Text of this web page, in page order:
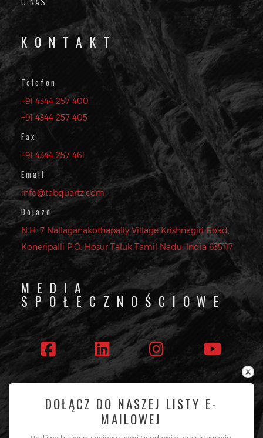
KONTAKT
Telefon
+91 4344 257 400
+91 4344 257 405
Fax
+91 4344 257 461
Email
info@tabquartz.com
Dojazd
N.H. 7 Nallaganakothapally Village Krishnagiri Road,
Koneripalli P.O. Hosur Taluk Tamil Nadu, India 635117
MEDIA
SPOŁECZNOŚCIOWE
DOŁĄCZ DO NASZEJ LISTY E-
MAILOWEJ